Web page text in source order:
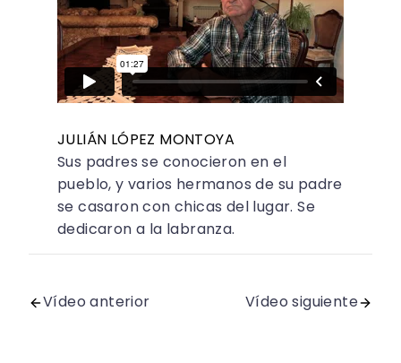
JULIÁN LÓPEZ MONTOYA
Sus padres se conocieron en el
pueblo, y varios hermanos de su padre
se casaron con chicas del lugar. Se
dedicaron a la labranza.
Vídeo anterior Vídeo siguiente